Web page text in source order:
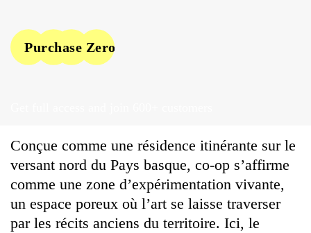
Purchase Zero One
Conçue comme une résidence itinérante sur le
versant nord du Pays basque, co-op s’affirme
comme une zone d’expérimentation vivante,
un espace poreux où l’art se laisse traverser
par les récits anciens du territoire. Ici, le